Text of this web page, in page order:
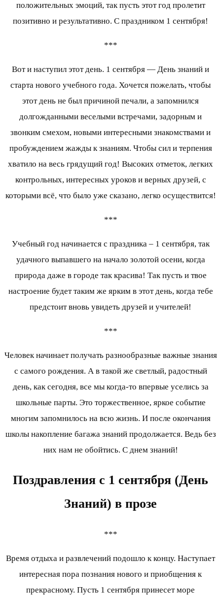
положительных эмоций, так пусть этот год пролетит
позитивно и результативно. С праздником 1 сентября!
***
Вот и наступил этот день. 1 сентября — День знаний и
старта нового учебного года. Хочется пожелать, чтобы
этот день не был причиной печали, а запомнился
долгожданными веселыми встречами, задорным и
звонким смехом, новыми интересными знакомствами и
пробуждением жажды к знаниям. Чтобы сил и терпения
хватило на весь грядущий год! Высоких отметок, легких
контрольных, интересных уроков и верных друзей, с
которыми всё, что было уже сказано, легко осуществится!
***
Учебный год начинается с праздника – 1 сентября, так
удачного выпавшего на начало золотой осени, когда
природа даже в городе так красива! Так пусть и твое
настроение будет таким же ярким в этот день, когда тебе
предстоит вновь увидеть друзей и учителей!
***
Человек начинает получать разнообразные важные знания
с самого рождения. А в такой же светлый, радостный
день, как сегодня, все мы когда-то впервые уселись за
школьные парты. Это торжественное, яркое событие
многим запомнилось на всю жизнь. И после окончания
школы накопление багажа знаний продолжается. Ведь без
них нам не обойтись. С днем знаний!
Поздравления с 1 сентября (День
Знаний) в прозе
***
Время отдыха и развлечений подошло к концу. Наступает
интересная пора познания нового и приобщения к
прекрасному. Пусть 1 сентября принесет море